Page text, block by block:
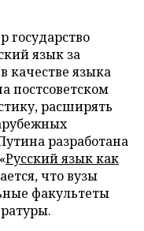
язык за
качестве языка
постсоветском
расширять
разработана
Русский язык как
что вузы
факультеты